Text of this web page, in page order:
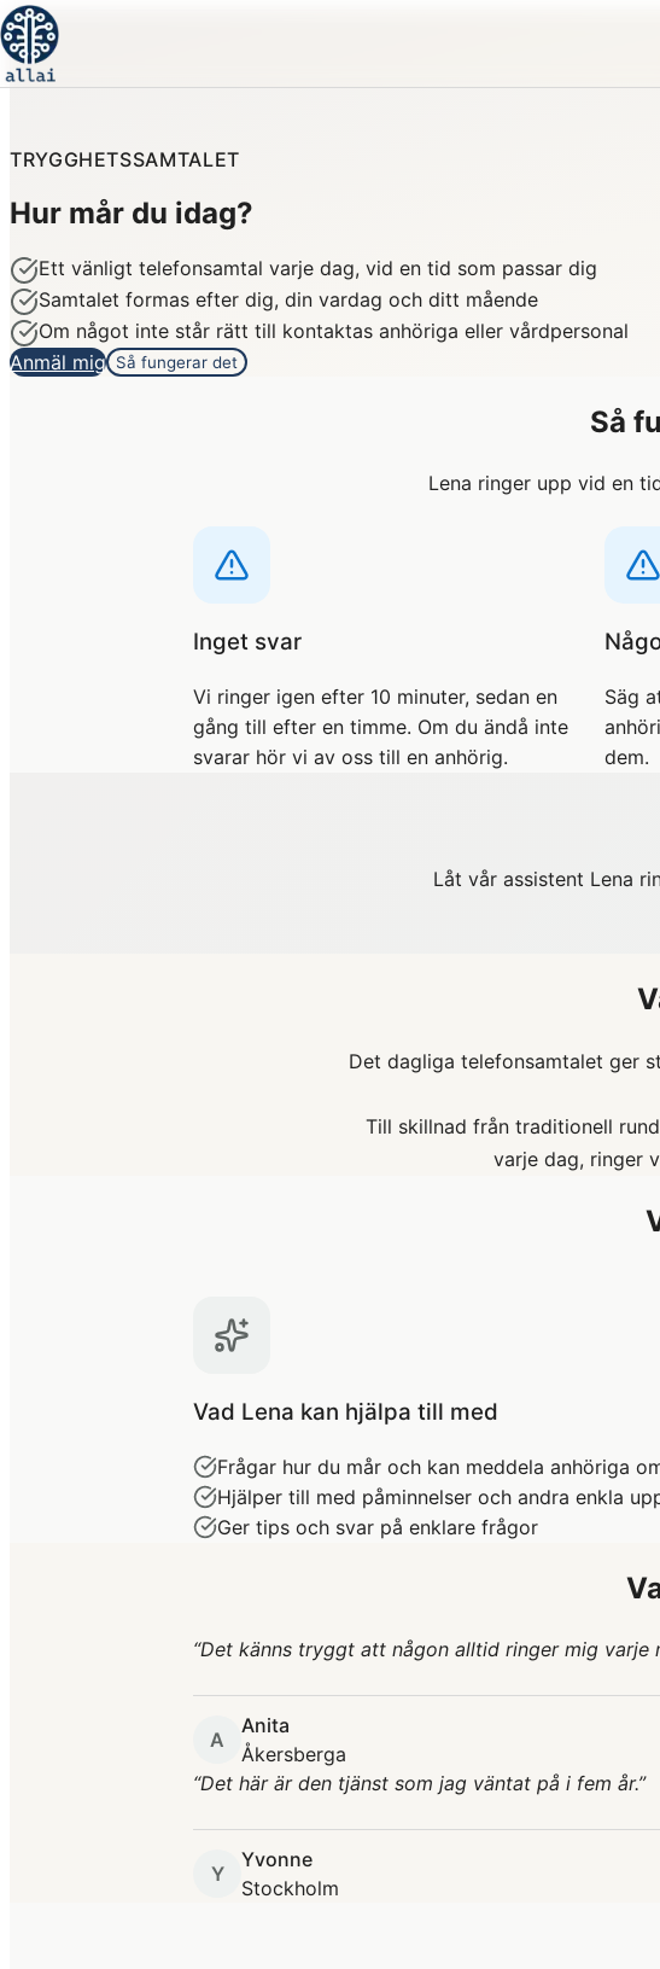
TRYGGHETSSAMTALET
Hur mår du idag?
Ett vänligt telefonsamtal varje dag, vid en tid som passar dig
Samtalet formas efter dig, din vardag och ditt mående
Om något inte står rätt till kontaktas anhöriga eller vårdpersonal
Anmäl mig Så fungerar det
Så
Lena ringer upp vid en
Inget svar
Vi ringer igen efter 10 minuter, sedan en
gång till efter en timme. Om du ändå inte
svarar hör vi av oss till en anhörig.
Säg
dem.
Låt vår assistent Lena
Det dagliga telefonsamtalet ger
Till skillnad från traditionell
varje dag, ringer
Vad Lena kan hjälpa till med
Frågar hur du mår och kan meddela anhöriga
Hjälper till med påminnelser och andra enkla
Ger tips och svar på enklare frågor
“Det känns tryggt att någon alltid ringer mig varje
A
Anita
Åkersberga
“Det här är den tjänst som jag väntat på i fem år.”
Y
Yvonne
Stockholm